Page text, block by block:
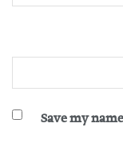
Save my